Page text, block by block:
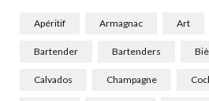
Apéritif Armagnac Art
Bartender Bartenders
Calvados Champagne